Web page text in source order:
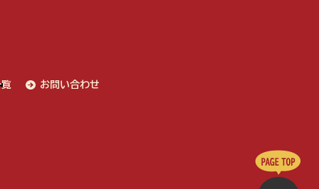
覧 お問い合わせ